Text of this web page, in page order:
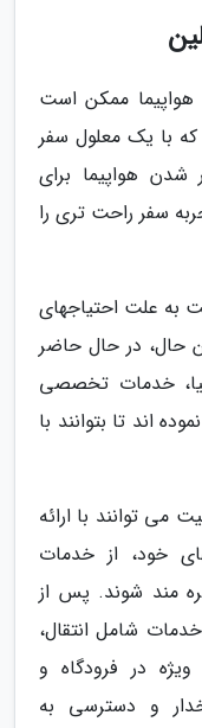
هواپیما ممکن است
با یک معلول سفر
هواپیما برای
سفر راحت تری را
به علت احتیاجهای
حال، در حال حاضر
خدمات تخصصی
اند تا بتوانند با
می توانند با ارائه
خود، از خدمات
مند شوند. پس از
خدمات شامل انتقال،
در فرودگاه و
و دسترسی به